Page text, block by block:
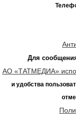
Для
АО «ТАТМЕДИА»
и удобства